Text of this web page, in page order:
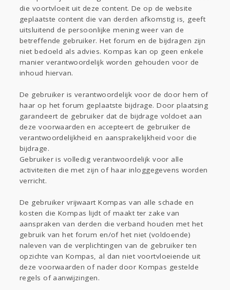
die voortvloeit uit deze content. De op de website
geplaatste content die van derden afkomstig is, geeft
uitsluitend de persoonlijke mening weer van de
betreffende gebruiker. Het forum en de bijdragen zijn
niet bedoeld als advies. Kompas kan op geen enkele
manier verantwoordelijk worden gehouden voor de
inhoud hiervan.
De gebruiker is verantwoordelijk voor de door hem of
haar op het forum geplaatste bijdrage. Door plaatsing
garandeert de gebruiker dat de bijdrage voldoet aan
deze voorwaarden en accepteert de gebruiker de
verantwoordelijkheid en aansprakelijkheid voor die
bijdrage.
Gebruiker is volledig verantwoordelijk voor alle
activiteiten die met zijn of haar inloggegevens worden
verricht.
De gebruiker vrijwaart Kompas van alle schade en
kosten die Kompas lijdt of maakt ter zake van
aanspraken van derden die verband houden met het
gebruik van het forum en/of het niet (voldoende)
naleven van de verplichtingen van de gebruiker ten
opzichte van Kompas, al dan niet voortvloeiende uit
deze voorwaarden of nader door Kompas gestelde
regels of aanwijzingen.